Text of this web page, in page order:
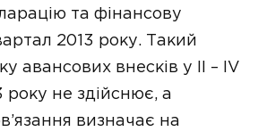
та фінансову
2013 року. Такий
авансових внесків у II – IV
року не здійснює, а
визначає на